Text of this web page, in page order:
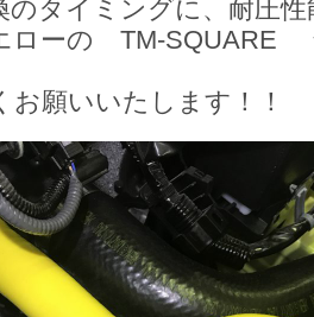
のタイミングに、耐圧
ローの TM-SQUARE
お願いいたします！！